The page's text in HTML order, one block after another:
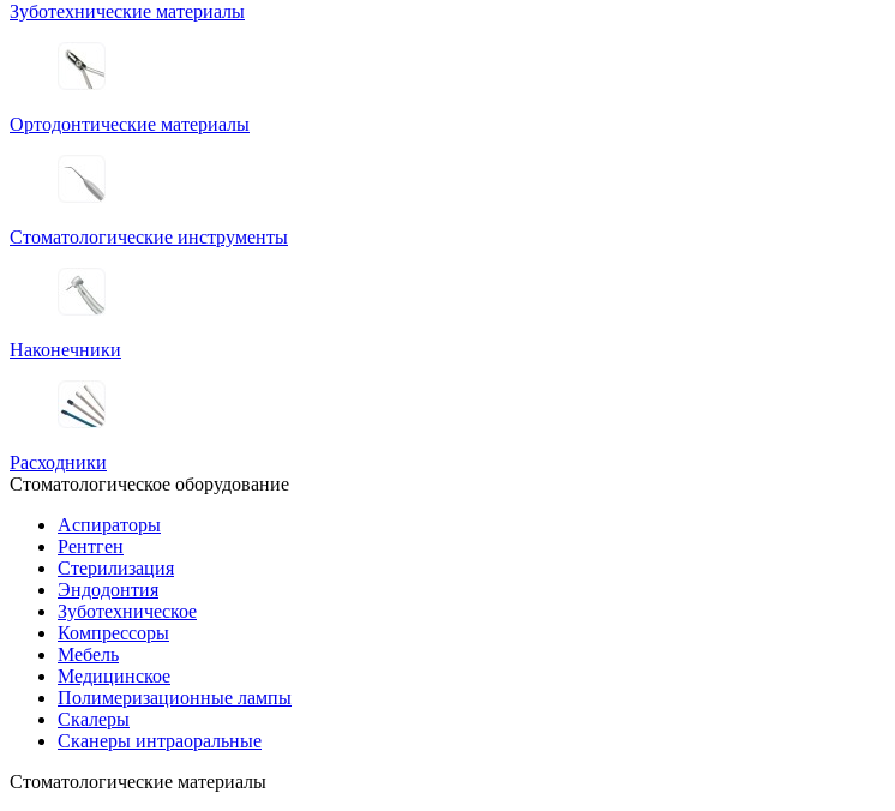
Зуботехнические материалы
Ортодонтические материалы
Стоматологические инструменты
Наконечники
Расходники
Стоматологическое оборудование
Аспираторы
Рентген
Стерилизация
Эндодонтия
Зуботехническое
Компрессоры
Мебель
Медицинское
Полимеризационные лампы
Скалеры
Сканеры интраоральные
Стоматологические материалы